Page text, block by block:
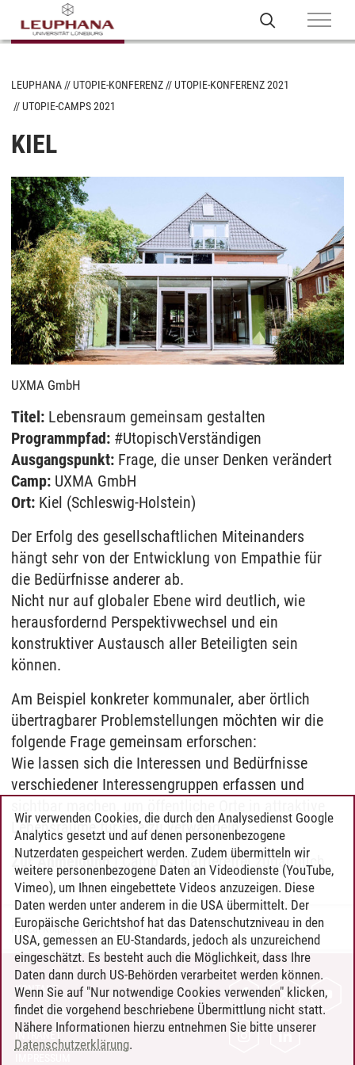
LEUPHANA UTOPIE-KONFERENZ
UTOPIE-KONFERENZ 2021
UTOPIE-CAMPS 2021
KIEL
UXMA GmbH
Titel: Lebensraum gemeinsam gestalten
Programmpfad: #UtopischVerständigen
Ausgangspunkt: Frage, die unser Denken verändert
Camp: UXMA GmbH
Ort: Kiel (Schleswig-Holstein)
Der Erfolg des gesellschaftlichen Miteinanders
hängt sehr von der Entwicklung von Empathie für
die Bedürfnisse anderer ab.
Nicht nur auf globaler Ebene wird deutlich, wie
herausfordernd Perspektivwechsel und ein
konstruktiver Austausch aller Beteiligten sein
können.
Am Beispiel konkreter kommunaler, aber örtlich
übertragbarer Problemstellungen möchten wir die
folgende Frage gemeinsam erforschen:
Wie lassen sich die Interessen und Bedürfnisse
verschiedener Interessengruppen erfassen und
Lebensräume für alle zu verwandeln.
Zur Anmeldung| Camp ist barrierefrei zugänglich
Pascal Kölpien/10.05.2022
KONTAKT
LEUPHANA ALS ARBEITGEBER
INTRANET
Wir verwenden Cookies, die durch den Analysedienst Google
Analytics gesetzt und auf denen personenbezogene
Nutzerdaten gespeichert werden. Zudem übermitteln wir
weitere personenbezogene Daten an Videodienste (YouTube,
Vimeo), um Ihnen eingebettete Videos anzuzeigen. Diese
Daten werden unter anderem in die USA übermittelt. Der
Europäische Gerichtshof hat das Datenschutzniveau in den
USA, gemessen an EU-Standards, jedoch als unzureichend
eingeschätzt. Es besteht auch die Möglichkeit, dass Ihre
Daten dann durch US-Behörden verarbeitet werden können.
Wenn Sie auf "Nur notwendige Cookies verwenden" klicken,
findet die vorgehend beschriebene Übermittlung nicht statt.
Nähere Informationen hierzu entnehmen Sie bitte unserer
Datenschutzerklärung.